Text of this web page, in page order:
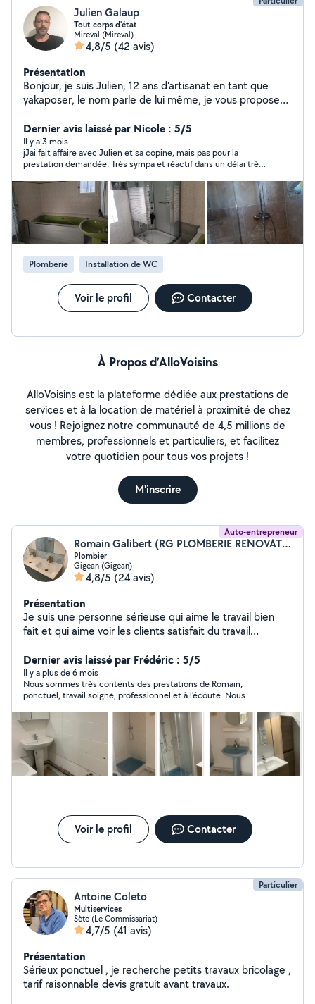
Julien Galaup
Tout corps d'état
Mireval (Mireval)
4,8/5 (42 avis)
Présentation
Bonjour, je suis Julien, 12 ans d'artisanat en tant que
yakaposer, le nom parle de lui même, je vous propose
qu'a me demander et j'arrive! Vous en avez assez de
payer cher, moi aussi. Je suis disponible tout les jours de
la semaine à toute heure. Bonne journée et au plaisir de
vous rencontrer pour vous rendre service!
Dernier avis laissé par Nicole : 5/5
Il y a 3 mois
jJai fait affaire avec Julien et sa copine, mais pas pour la
prestation demandée. Très sympa et réactif dans un délai très
Plomberie Installation de WC
Voir le profil Contacter
À Propos d’AlloVoisins
AlloVoisins est la plateforme dédiée aux prestations de
services et à la location de matériel à proximité de chez
vous ! Rejoignez notre communauté de 4,5 millions de
membres, professionnels et particuliers, et facilitez
votre quotidien pour tous vos projets !
M'inscrire
Auto-entrepreneur
Romain Galibert (RG PLOMBERIE RENOVATION)
Plombier
Gigean (Gigean)
4,8/5 (24 avis)
Présentation
Je suis une personne sérieuse qui aime le travail bien
fait et qui aime voir les clients satisfait du travail
Dernier avis laissé par Frédéric : 5/5
Il y a plus de 6 mois
Nous sommes très contents des prestations de Romain,
ponctuel, travail soigné, professionnel et à l'écoute. Nous
Voir le profil Contacter
Particulier
Antoine Coleto
Multiservices
Sète (Le Commissariat)
4,7/5 (41 avis)
Présentation
Sérieux ponctuel , je recherche petits travaux bricolage ,
tarif raisonnable devis gratuit avant travaux.